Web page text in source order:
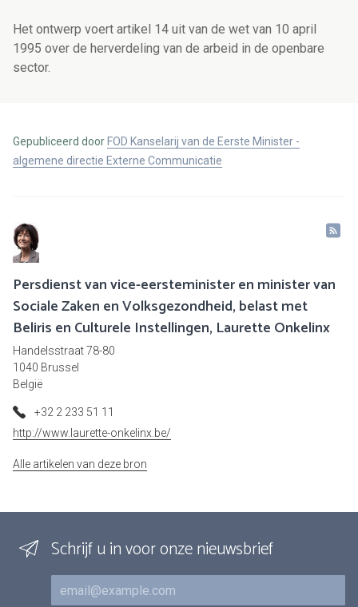
Het ontwerp voert artikel 14 uit van de wet van 10 april
1995 over de herverdeling van de arbeid in de openbare
sector.
Gepubliceerd door FOD Kanselarij van de Eerste Minister -
algemene directie Externe Communicatie
Persdienst van vice-eersteminister en minister van
Sociale Zaken en Volksgezondheid, belast met
Beliris en Culturele Instellingen, Laurette Onkelinx
Handelsstraat 78-80
1040 Brussel
België
+32 2 233 51 11
http://www.laurette-onkelinx.be/
Alle artikelen van deze bron
Schrijf u in voor onze nieuwsbrief
E-mail